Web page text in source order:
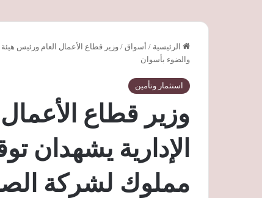
الرئيسية / أسواق / وزير قطاع الأعمال العام ورئيس
والضوء بأسوان
استثمار وتأمين
وزير قطاع الأعمال
الإدارية يشهدان
مملوك لشركة